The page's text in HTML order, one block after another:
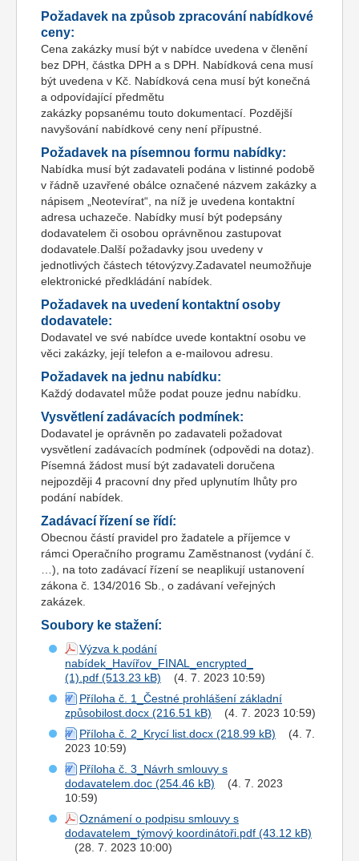
Požadavek na způsob zpracování nabídkové
ceny:
Cena zakázky musí být v nabídce uvedena v členění
bez DPH, částka DPH a s DPH. Nabídková cena musí
být uvedena v Kč. Nabídková cena musí být konečná
a odpovídající předmětu
zakázky popsanému touto dokumentací. Pozdější
navyšování nabídkové ceny není přípustné.
Požadavek na písemnou formu nabídky:
Nabídka musí být zadavateli podána v listinné podobě
v řádně uzavřené obálce označené názvem zakázky a
nápisem „Neotevírat“, na níž je uvedena kontaktní
adresa uchazeče. Nabídky musí být podepsány
dodavatelem či osobou oprávněnou zastupovat
dodavatele.Další požadavky jsou uvedeny v
jednotlivých částech tétovýzvy.Zadavatel neumožňuje
elektronické předkládání nabídek.
Požadavek na uvedení kontaktní osoby
dodavatele:
Dodavatel ve své nabídce uvede kontaktní osobu ve
věci zakázky, její telefon a e-mailovou adresu.
Požadavek na jednu nabídku:
Každý dodavatel může podat pouze jednu nabídku.
Vysvětlení zadávacích podmínek:
Dodavatel je oprávněn po zadavateli požadovat
vysvětlení zadávacích podmínek (odpovědi na dotaz).
Písemná žádost musí být zadavateli doručena
nejpozději 4 pracovní dny před uplynutím lhůty pro
podání nabídek.
Zadávací řízení se řídí:
Obecnou částí pravidel pro žadatele a příjemce v
rámci Operačního programu Zaměstnanost (vydání č.
…), na toto zadávací řízení se neaplikují ustanovení
zákona č. 134/2016 Sb., o zadávaní veřejných
zakázek.
Soubory ke stažení:
Výzva k podání
nabídek_Havířov_FINAL_encrypted_
(1).pdf
(4. 7. 2023 10:59)
Příloha č. 1_Čestné prohlášení základní
způsobilost.docx
(4. 7. 2023 10:59)
Příloha č. 2_Krycí list.docx
(4. 7.
2023 10:59)
Příloha č. 3_Návrh smlouvy s
dodavatelem.doc
(4. 7. 2023
10:59)
Oznámení o podpisu smlouvy s
dodavatelem_týmový koordinátoři.pdf
(28. 7. 2023 10:00)